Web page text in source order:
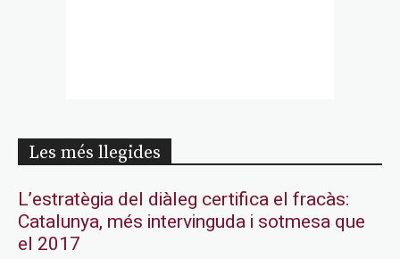
Les més llegides
L’estratègia del diàleg certifica el fracàs:
Catalunya, més intervinguda i sotmesa que
el 2017